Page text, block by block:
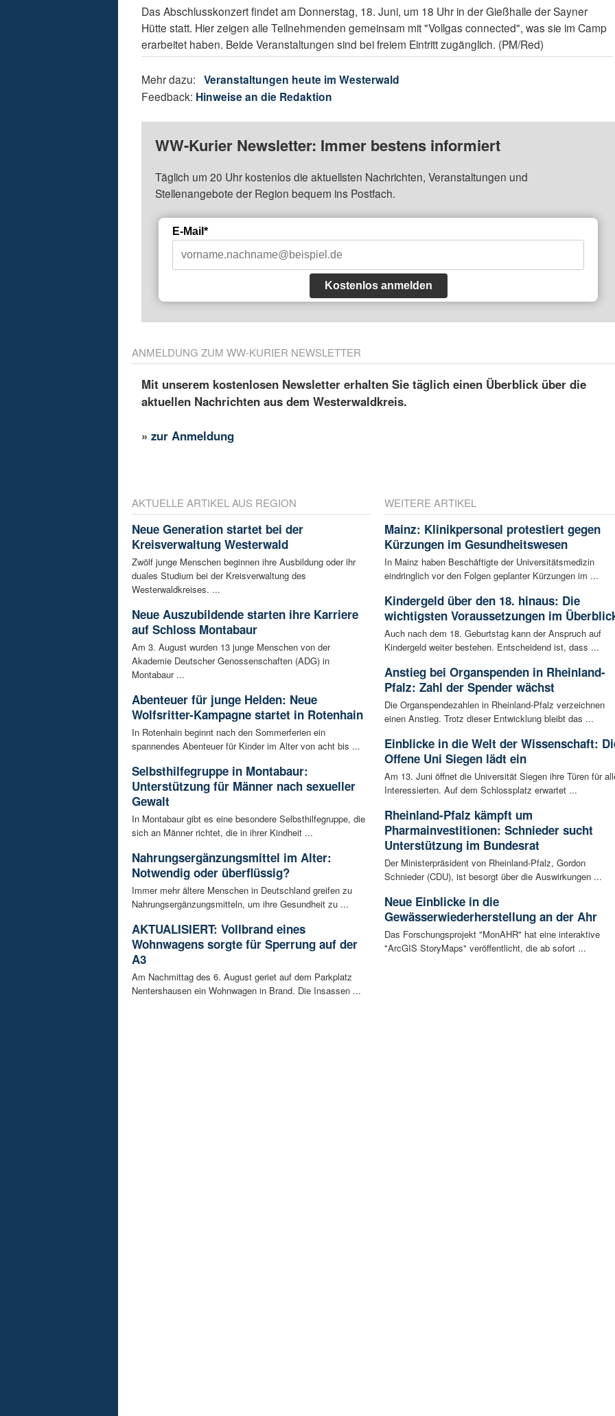
Das Abschlusskonzert findet am Donnerstag, 18. Juni, um 18 Uhr in der Gießhalle der Sayner
Hütte statt. Hier zeigen alle Teilnehmenden gemeinsam mit "Vollgas connected", was sie im Camp
erarbeitet haben. Beide Veranstaltungen sind bei freiem Eintritt zugänglich. (PM/Red)
Mehr dazu:Veranstaltungen heute im Westerwald
Feedback: Hinweise an die Redaktion
WW-Kurier Newsletter: Immer bestens informiert
Täglich um 20 Uhr kostenlos die aktuellsten Nachrichten, Veranstaltungen und
Stellenangebote der Region bequem ins Postfach.
E-Mail*
Kostenlos anmelden
ANMELDUNG ZUM WW-KURIER NEWSLETTER
Mit unserem kostenlosen Newsletter erhalten Sie täglich einen Überblick über die
aktuellen Nachrichten aus dem Westerwaldkreis.
»zur Anmeldung
AKTUELLE ARTIKEL AUS REGION
Neue Generation startet bei der
Kreisverwaltung Westerwald
Zwölf junge Menschen beginnen ihre Ausbildung oder ihr
duales Studium bei der Kreisverwaltung des
Westerwaldkreises. ...
Neue Auszubildende starten ihre Karriere
auf Schloss Montabaur
Am 3. August wurden 13 junge Menschen von der
Akademie Deutscher Genossenschaften (ADG) in
Montabaur ...
Abenteuer für junge Helden: Neue
Wolfsritter-Kampagne startet in Rotenhain
In Rotenhain beginnt nach den Sommerferien ein
spannendes Abenteuer für Kinder im Alter von acht bis ...
Selbsthilfegruppe in Montabaur:
Unterstützung für Männer nach sexueller
Gewalt
In Montabaur gibt es eine besondere Selbsthilfegruppe, die
sich an Männer richtet, die in ihrer Kindheit ...
Nahrungsergänzungsmittel im Alter:
Notwendig oder überflüssig?
Immer mehr ältere Menschen in Deutschland greifen zu
Nahrungsergänzungsmitteln, um ihre Gesundheit zu ...
AKTUALISIERT: Vollbrand eines
Wohnwagens sorgte für Sperrung auf der
A3
Am Nachmittag des 6. August geriet auf dem Parkplatz
Nentershausen ein Wohnwagen in Brand. Die Insassen ...
WEITERE ARTIKEL
Mainz: Klinikpersonal protestiert gegen
Kürzungen im Gesundheitswesen
In Mainz haben Beschäftigte der Universitätsmedizin
eindringlich vor den Folgen geplanter Kürzungen im ...
Kindergeld über den 18. hinaus: Die
wichtigsten Voraussetzungen im
Auch nach dem 18. Geburtstag kann der Anspruch auf
Kindergeld weiter bestehen. Entscheidend ist, dass ...
Anstieg bei Organspenden in Rheinland-
Pfalz: Zahl der Spender wächst
Die Organspendezahlen in Rheinland-Pfalz verzeichnen
einen Anstieg. Trotz dieser Entwicklung bleibt das ...
Einblicke in die Welt der Wissenschaft:
Offene Uni Siegen lädt ein
Am 13. Juni öffnet die Universität Siegen ihre Türen für
Interessierten. Auf dem Schlossplatz erwartet ...
Rheinland-Pfalz kämpft um
Pharmainvestitionen: Schnieder sucht
Unterstützung im Bundesrat
Der Ministerpräsident von Rheinland-Pfalz, Gordon
Schnieder (CDU), ist besorgt über die Auswirkungen ...
Neue Einblicke in die
Gewässerwiederherstellung an der Ahr
Das Forschungsprojekt "MonAHR" hat eine interaktive
"ArcGIS StoryMaps" veröffentlicht, die ab sofort ...